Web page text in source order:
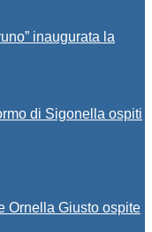
inaugurata la
di Sigonella ospiti
Ornella Giusto ospite